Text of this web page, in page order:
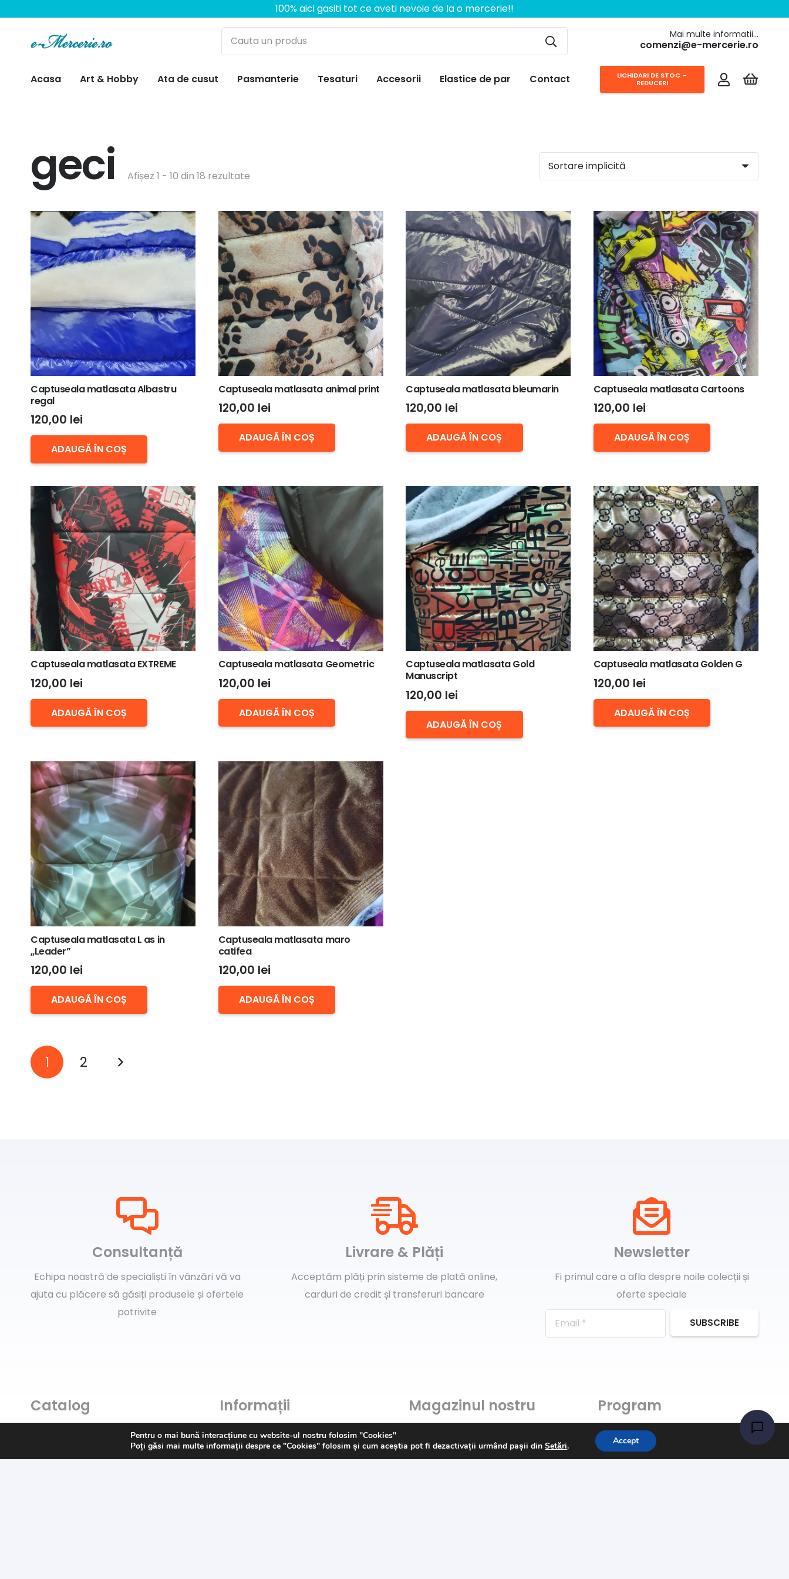
100% aici gasiti tot ce aveti nevoie de la o mercerie!!
Mai multe informatii…
comenzi@e-mercerie.ro
Acasa Art & Hobby Ata de cusut Pasmanterie Tesaturi Accesorii Elastice de par Contact
LICHIDARI DE STOC –
REDUCERI
geci Afișez 1 - 10 din 18 rezultate
Captuseala matlasata Albastru
regal
120,00 lei
ADAUGĂ ÎN COȘ
Captuseala matlasata animal print
120,00 lei
ADAUGĂ ÎN COȘ
Captuseala matlasata bleumarin
120,00 lei
ADAUGĂ ÎN COȘ
Captuseala matlasata Cartoons
120,00 lei
ADAUGĂ ÎN COȘ
Captuseala matlasata EXTREME
120,00 lei
ADAUGĂ ÎN COȘ
Captuseala matlasata Geometric
120,00 lei
ADAUGĂ ÎN COȘ
Captuseala matlasata Gold
Manuscript
120,00 lei
ADAUGĂ ÎN COȘ
Captuseala matlasata Golden G
120,00 lei
ADAUGĂ ÎN COȘ
Captuseala matlasata L as in
„Leader”
120,00 lei
ADAUGĂ ÎN COȘ
Captuseala matlasata maro
catifea
120,00 lei
ADAUGĂ ÎN COȘ
Paginație
1 2
Consultanță
Echipa noastră de specialiști în vânzări vă va
ajuta cu plăcere să găsiți produsele și ofertele
potrivite
Livrare & Plăți
Acceptăm plăți prin sisteme de plată online,
carduri de credit și transferuri bancare
Newsletter
Fi primul care a afla despre noile colecții și
oferte speciale
SUBSCRIBE
Catalog
Ata de cusut
Informații
Întrebări
Livrare
Magazinul nostru
Contact
Program
Luni-Vineri: 11:00 – 21:00
Sâmbătă: 11:00 – 14:00
Pentru o mai bună interacțiune cu website-ul nostru folosim "Cookies"
Poți găsi mai multe informații despre ce "Cookies" folosim și cum aceștia pot fi dezactivații urmând pașii dinSetări. Accept